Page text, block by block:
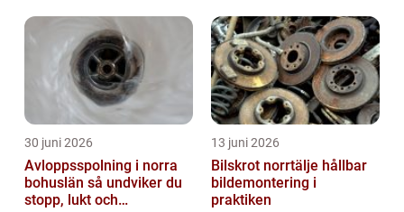
30 juni 2026
Avloppsspolning i norra
bohuslän så undviker du
stopp, lukt och
13 juni 2026
Bilskrot norrtälje hållbar
bildemontering i
praktiken